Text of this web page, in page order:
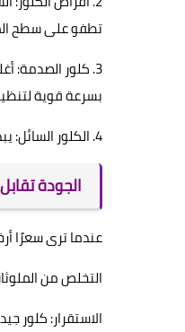
تطفو على سطح
بسرعة قوية
4. الكلور السائل: يبدأ من 250 جنيه. سهل الاستخدام لكن يتطلب قياسًا دقيقًا. يتبخر بسرعة، لذا تحتاج استخدامه قريبًا من وقت الشراء.
الجودة
عندما ترى سعرًا
التخلص من
الاستقرار: كلور